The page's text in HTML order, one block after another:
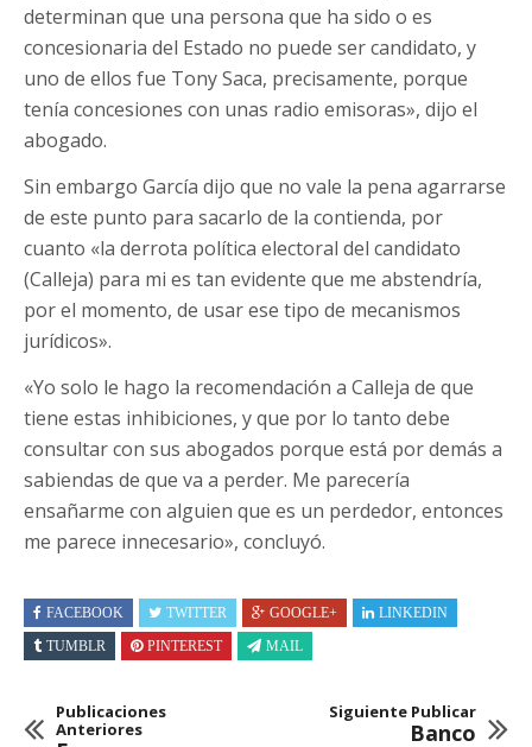
determinan que una persona que ha sido o es
concesionaria del Estado no puede ser candidato, y
uno de ellos fue Tony Saca, precisamente, porque
tenía concesiones con unas radio emisoras», dijo el
abogado.
Sin embargo García dijo que no vale la pena agarrarse
de este punto para sacarlo de la contienda, por
cuanto «la derrota política electoral del candidato
(Calleja) para mi es tan evidente que me abstendría,
por el momento, de usar ese tipo de mecanismos
jurídicos».
«Yo solo le hago la recomendación a Calleja de que
tiene estas inhibiciones, y que por lo tanto debe
consultar con sus abogados porque está por demás a
sabiendas de que va a perder. Me parecería
ensañarme con alguien que es un perdedor, entonces
me parece innecesario», concluyó.
FACEBOOK TWITTER GOOGLE+
LINKEDIN
TUMBLR
PINTEREST MAIL
Publicaciones
Anteriores
Siguiente Publicar
Banco